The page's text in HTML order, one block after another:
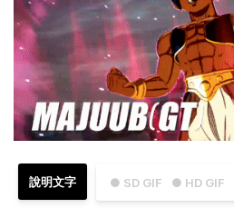
● SD GIF ● HD GIF
說明文字